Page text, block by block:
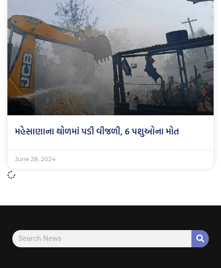
મહેસાણાના થોળમાં પડી વીજળી, 6 પશુઓના મોત
June 28, 2024